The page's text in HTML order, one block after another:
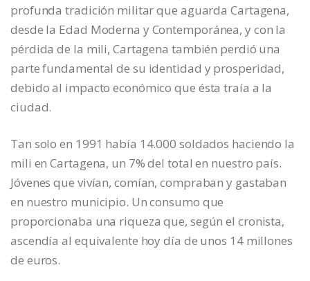
profunda tradición militar que aguarda Cartagena,
desde la Edad Moderna y Contemporánea, y con la
pérdida de la mili, Cartagena también perdió una
parte fundamental de su identidad y prosperidad,
debido al impacto económico que ésta traía a la
ciudad.
Tan solo en 1991 había 14.000 soldados haciendo la
mili en Cartagena, un 7% del total en nuestro país.
Jóvenes que vivían, comían, compraban y gastaban
en nuestro municipio. Un consumo que
proporcionaba una riqueza que, según el cronista,
ascendía al equivalente hoy día de unos 14 millones
de euros.